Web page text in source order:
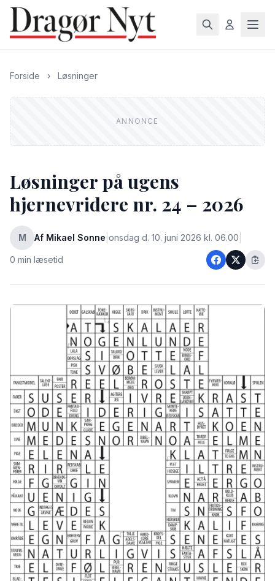
Forside › Løsninger
Løsninger på ugens
hjernevridere nr. 24 – 2026
M Af Mikael Sonne onsdag d. 10. juni 2026 kl. 06.00
0 min læsetid